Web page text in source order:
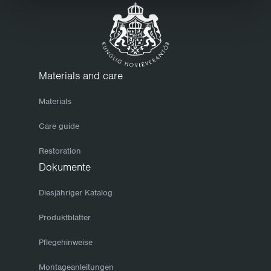
regelmäßig abwischen und sauber halten. Vor der
Winterlagerung sollten Sie Ihre Möbel gründlich reinigen.
Verwenden Sie eine milde Seifenlösung und wischen Sie mit
einem sauberen, trockenen Tuch nach. Achten Sie darauf, die
Möbel gründlich trocknen zu lassen, bevor Sie sie mit einer
Frühling im Handumdrehen wieder aufstellen, um die ersten
kann. Bei feuerverzinkten Untergestellen ist die Oberfläche
einzige Pflege, die die Gestelle benötigen, ist eine
Materials and care
Materials
Care guide
Restoration
Dokumente
Diesjähriger Katalog
Produktblätter
Pflegehinweise
Montageanleitungen